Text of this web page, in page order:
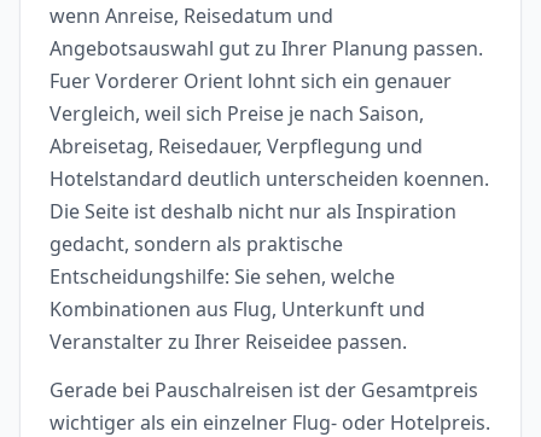
wenn Anreise, Reisedatum und
Angebotsauswahl gut zu Ihrer Planung passen.
Fuer Vorderer Orient lohnt sich ein genauer
Vergleich, weil sich Preise je nach Saison,
Abreisetag, Reisedauer, Verpflegung und
Hotelstandard deutlich unterscheiden koennen.
Die Seite ist deshalb nicht nur als Inspiration
gedacht, sondern als praktische
Entscheidungshilfe: Sie sehen, welche
Kombinationen aus Flug, Unterkunft und
Veranstalter zu Ihrer Reiseidee passen.
Gerade bei Pauschalreisen ist der Gesamtpreis
wichtiger als ein einzelner Flug- oder Hotelpreis.